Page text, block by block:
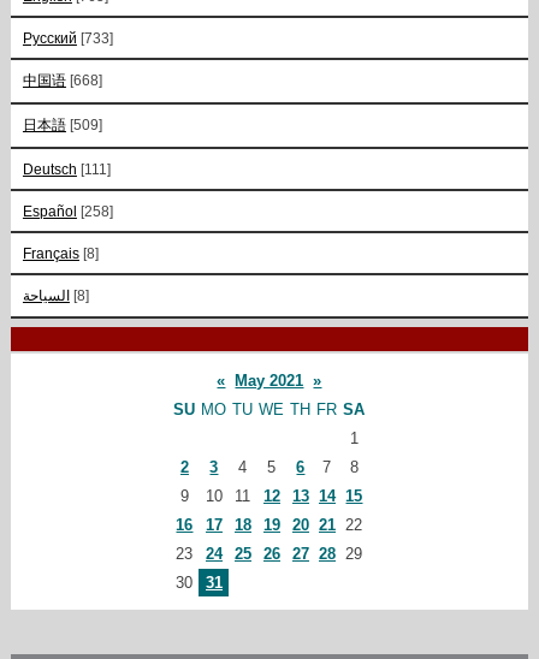
Русский [733]
中国语 [668]
日本語 [509]
Deutsch [111]
Español [258]
Français [8]
السياحة [8]
« May 2021 »
SU MO TU WE TH FR SA
1
2
3 4 5 6 7
8
9
10 11 12 13 14 15
16
17 18 19 20 21 22
23
24 25 26 27 28 29
30
31